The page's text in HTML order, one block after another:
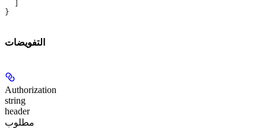
}
التفويضات
Authorization
string
header
مطلوب